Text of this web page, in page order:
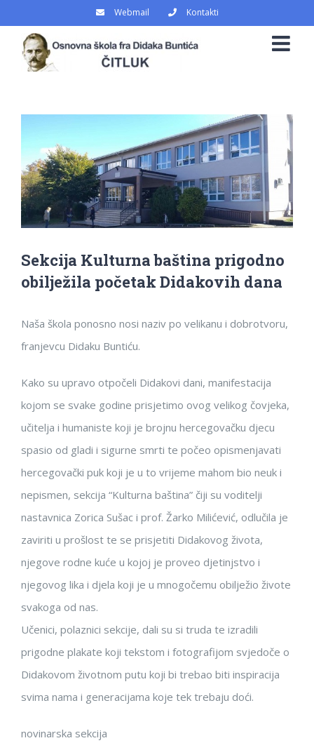
content
Webmail Kontakti
Larger
Image
Sekcija Kulturna baština prigodno
obilježila početak Didakovih dana
Naša škola ponosno nosi naziv po velikanu i dobrotvoru,
franjevcu Didaku Buntiću.
Kako su upravo otpočeli Didakovi dani, manifestacija
kojom se svake godine prisjetimo ovog velikog čovjeka,
učitelja i humaniste koji je brojnu hercegovačku djecu
spasio od gladi i sigurne smrti te počeo opismenjavati
hercegovački puk koji je u to vrijeme mahom bio neuk i
nepismen, sekcija “Kulturna baština” čiji su voditelji
nastavnica Zorica Sušac i prof. Žarko Milićević, odlučila je
zaviriti u prošlost te se prisjetiti Didakovog života,
njegove rodne kuće u kojoj je proveo djetinjstvo i
njegovog lika i djela koji je u mnogočemu obilježio živote
svakoga od nas.
Učenici, polaznici sekcije, dali su si truda te izradili
prigodne plakate koji tekstom i fotografijom svjedoče o
Didakovom životnom putu koji bi trebao biti inspiracija
svima nama i generacijama koje tek trebaju doći.
novinarska sekcija